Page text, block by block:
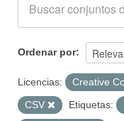
Acerca de
Portal de Transparencia
Ordenar por
Licencias: Creative
CSV
Etiquetas: